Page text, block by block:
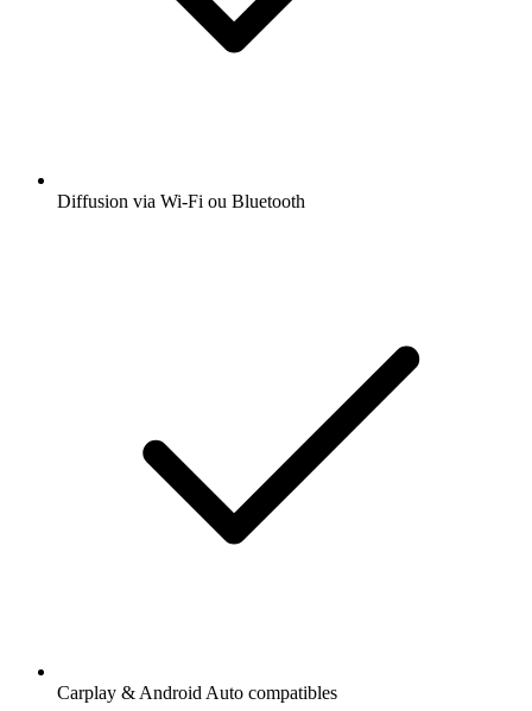
Diffusion via Wi-Fi ou Bluetooth
Carplay & Android Auto compatibles